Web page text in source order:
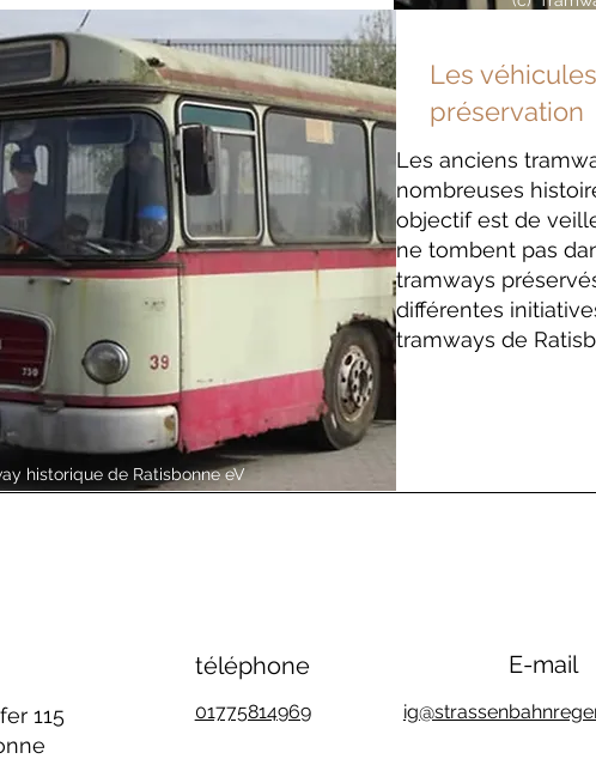
historique de Ratisbonne eV
Les
préservation
Les anciens
nombreuses
objectif est de
ne tombent pas
tramways
différentes
tramways de
115
téléphone
01775814969
E-mail